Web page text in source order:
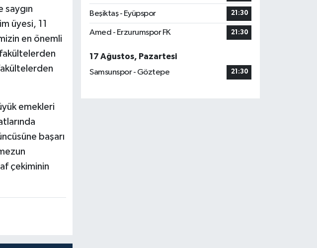
saygın
üyesi, 11
en önemli
emekleri
başarı
çekiminin
Beşiktaş - Eyüpspor 21:30
Amed - Erzurumspor FK 21:30
17 Ağustos, Pazartesi
Samsunspor - Göztepe
21:30